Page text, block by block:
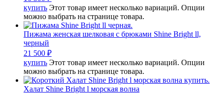
купить Этот товар имеет несколько вариаций. Опции
можно выбрать на странице товара.
Пижама женская шелковая с брюками Shine Bright ll,
черный
21 500 ₽
купить Этот товар имеет несколько вариаций. Опции
можно выбрать на странице товара.
Халат Shine Bright l морская волна